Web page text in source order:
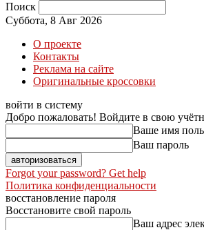
Поиск
Суббота, 8 Авг 2026
О проекте
Контакты
Реклама на сайте
Оригинальные кроссовки
войти в систему
Добро пожаловать! Войдите в свою
Ваше имя
Ваш пароль
Forgot your password? Get help
Политика конфиденциальности
восстановление пароля
Восстановите свой пароль
Ваш адрес